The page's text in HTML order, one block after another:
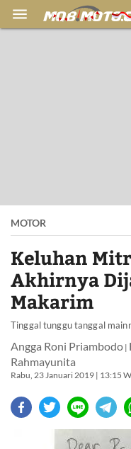

MOTOR
Keluhan
Akhirnya
Makarim
Tinggal tunggu tanggal
Angga Roni Priambodo |
Rahmayunita
Rabu, 23 Januari 2019 | 13:15